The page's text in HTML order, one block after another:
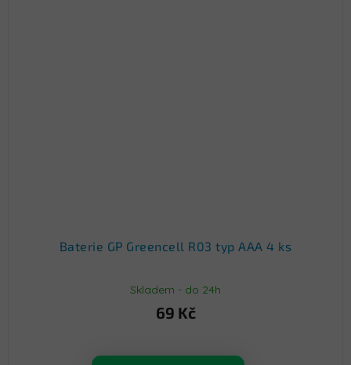
Baterie GP Greencell R03 typ AAA 4 ks
Skladem - do 24h
69 Kč